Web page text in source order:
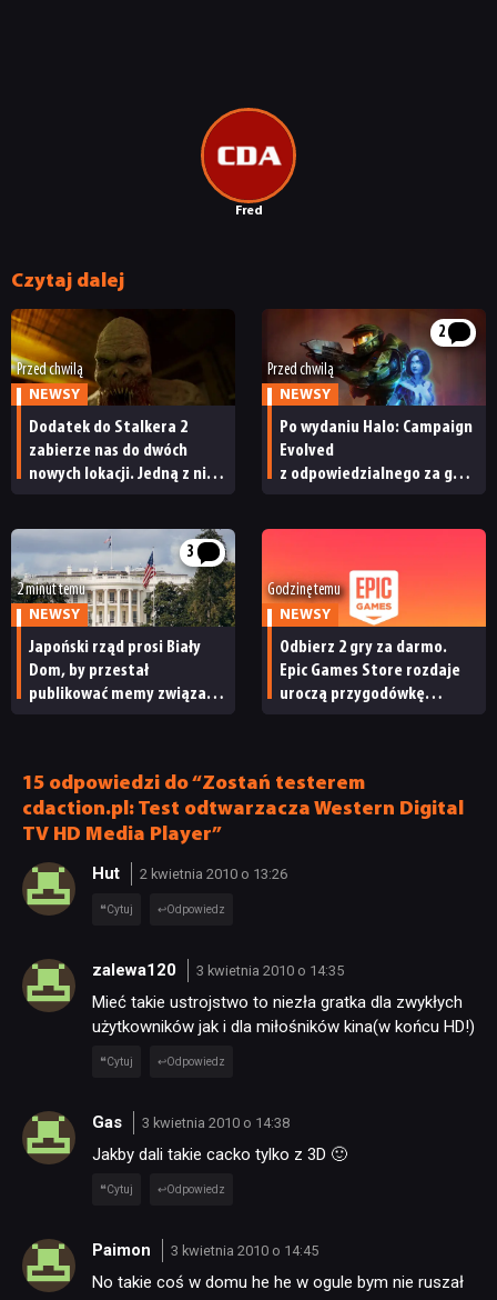
NEWSY
RECENZJE
PUBLICYSTYKA
KULTURA
RETRO
Fred
Czytaj dalej
Przed chwilą
NEWSY
Dodatek do Stalkera 2
zabierze nas do dwóch
nowych lokacji. Jedną z nich
2
Przed chwilą
NEWSY
Po wydaniu Halo: Campaign
Evolved
z odpowiedzialnego za grę
3
2 minut temu
NEWSY
Japoński rząd prosi Biały
Dom, by przestał
publikować memy związane
Godzinę temu
NEWSY
Odbierz 2 gry za darmo.
Epic Games Store rozdaje
uroczą przygodówkę
15 odpowiedzi do “Zostań testerem
cdaction.pl: Test odtwarzacza Western Digital
TV HD Media Player”
Hut 2 kwietnia 2010 o 13:26
Cytuj Odpowiedz
zalewa120 3 kwietnia 2010 o 14:35
Mieć takie ustrojstwo to niezła gratka dla zwykłych
użytkowników jak i dla miłośników kina(w końcu HD!)
Cytuj Odpowiedz
Gas 3 kwietnia 2010 o 14:38
Jakby dali takie cacko tylko z 3D 🙂
Cytuj Odpowiedz
Paimon 3 kwietnia 2010 o 14:45
No takie coś w domu he he w ogule bym nie ruszał